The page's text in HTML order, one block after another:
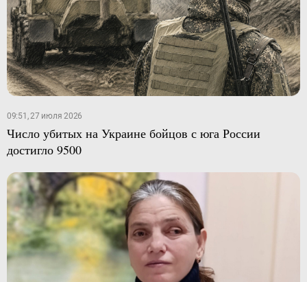
09:51, 27 июля 2026
Число убитых на Украине бойцов с юга России
достигло 9500